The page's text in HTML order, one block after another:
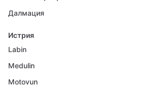
Далмация
Истрия
Labin
Medulin
Motovun